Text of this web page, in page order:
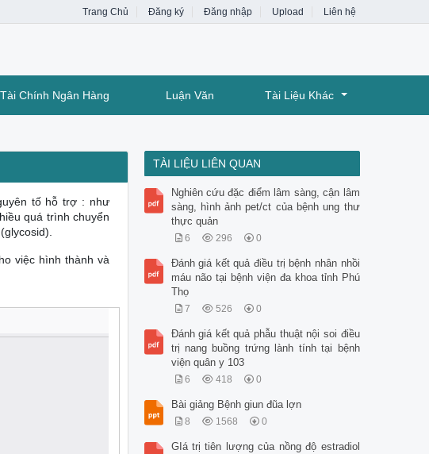
Trang Chủ Đăng ký Đăng nhập Upload Liên hệ
Tài Chính Ngân Hàng Luận Văn Tài Liệu Khác
tố hỗ trợ : như
quá trình chuyển
việc hình thành và
TÀI LIỆU LIÊN QUAN
Nghiên cứu đặc điểm lâm sàng, cận lâm
sàng, hình ảnh pet/ct của bệnh ung thư
thực quản
6 296 0
Đánh giá kết quả điều trị bệnh nhân nhồi
máu não tại bệnh viện đa khoa tỉnh Phú
Thọ
7 526 0
Đánh giá kết quả phẫu thuật nội soi điều
trị nang buồng trứng lành tính tại bệnh
viện quân y 103
6 418 0
Bài giảng Bệnh giun đũa lợn
8 1568 0
GIá trị tiên lượng của nồng độ estradiol